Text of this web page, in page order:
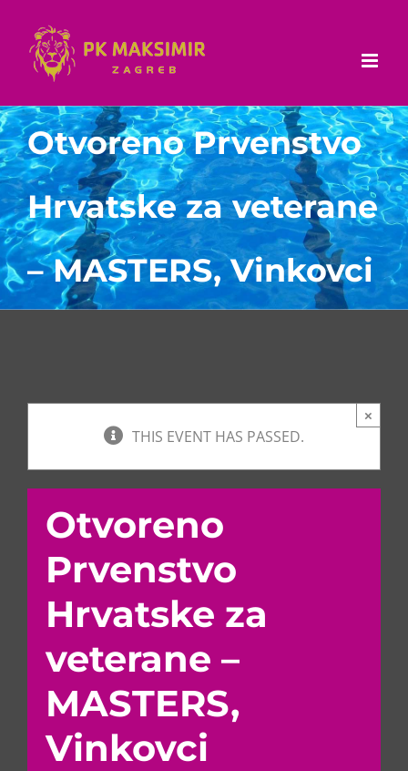
content
Otvoreno Prvenstvo
Hrvatske za veterane
– MASTERS, Vinkovci
THIS EVENT HAS PASSED.
×
Otvoreno
Prvenstvo
Hrvatske za
veterane –
MASTERS,
Vinkovci